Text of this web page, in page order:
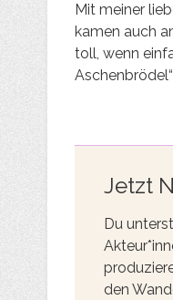
Mit meiner
kamen auch
toll, wenn
Jetzt
Du
den